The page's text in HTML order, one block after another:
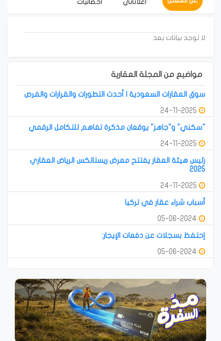
أعلاناتي احصائيات
لا توجد بيانات بعد
مواضيع من المجلة العقارية
سوق العقارات السعودية | أحدث التطورات والقرارات والفرص
"سكني" و"جاهز" يوقعان مذكرة تفاهم للتكامل الرقمي
رئيس هيئة العقار يفتتح معرض ريستاتكس الرياض العقاري
2025
أسباب شراء عقار في تركيا
إحتفظ بسجلات عن دفعات الإيجار: